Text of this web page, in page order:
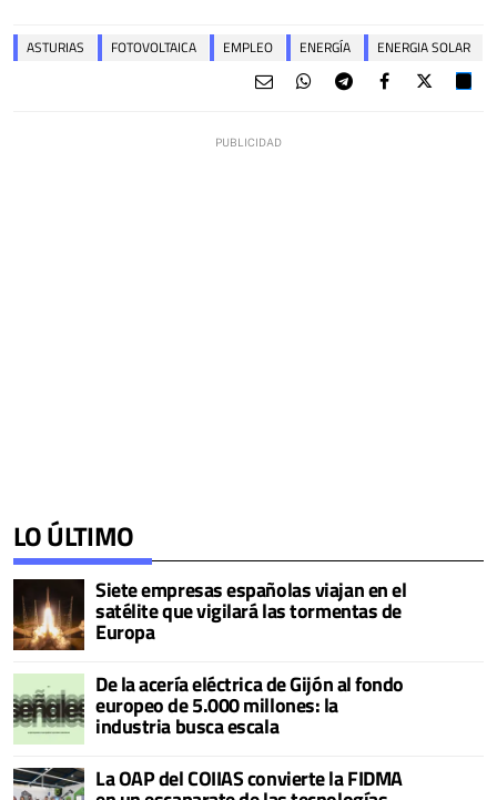
ASTURIAS FOTOVOLTAICA EMPLEO ENERGÍA ENERGIA SOLAR
LO ÚLTIMO
Siete empresas españolas viajan en el
satélite que vigilará las tormentas de
Europa
De la acería eléctrica de Gijón al fondo
europeo de 5.000 millones: la
industria busca escala
La OAP del COIIAS convierte la FIDMA